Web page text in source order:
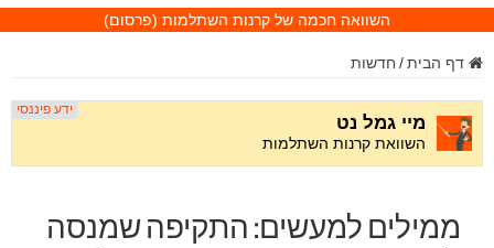
השוואה חכמה של קרנות השתלמות (פרסום)
דף הבית / חדשות
ממילים למעשים: התקיפה שמנסה